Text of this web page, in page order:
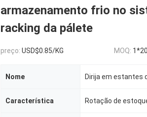
armazenamento frio no
racking da pálete
preço: USD$0.85/KG MOQ:
Nome
Característica